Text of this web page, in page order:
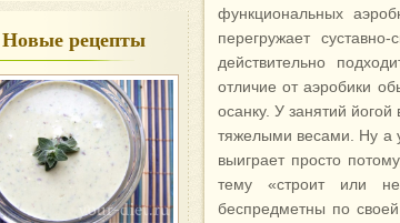
Новые рецепты
функциональных
перегружает
действительно
отличие от аэробики
осанку. У занятий
тяжелыми весами. Ну а
выиграет просто
тему «строит или
беспредметны по